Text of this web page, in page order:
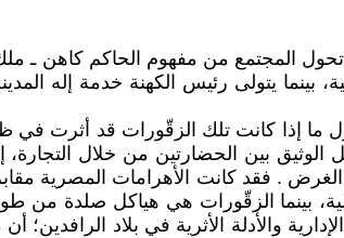
2334 قبل الميلاد)، ترسّخ نظام الملوكية، فقد تحول المجتمع من مفهوم
يتولى رئيس الكهنة خدمة إله
ما إذا كانت تلك الزقّورات قد أثرت
الاحتمال وارد، نظراً للتواصل الوثيق بين الحضارتين من خلال
. فقد كانت الأهرامات المصرية مقابر
بينما الزقّورات هي هياكل صلدة من
والأدلة الأثرية في بلاد الرافدين؛